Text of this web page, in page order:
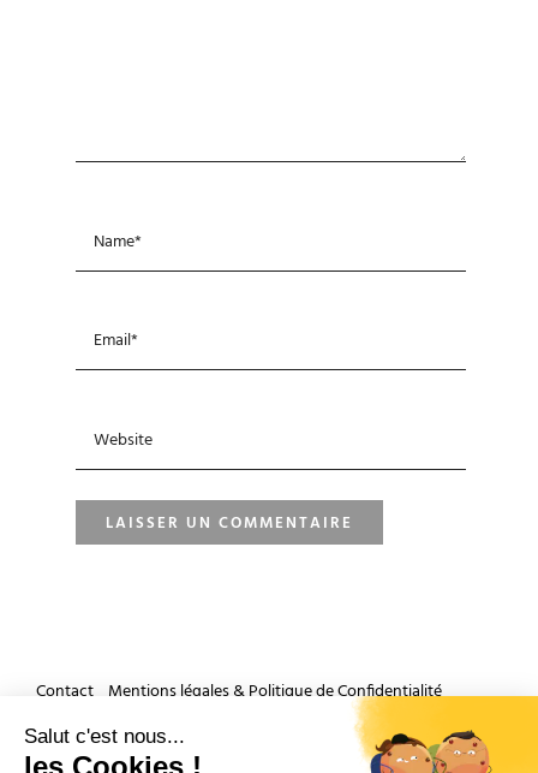
Salut c'est nous...
les Cookies !
Contact Mentions légales & Politique de Confidentialité